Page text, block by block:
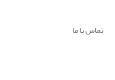
تماس با ما